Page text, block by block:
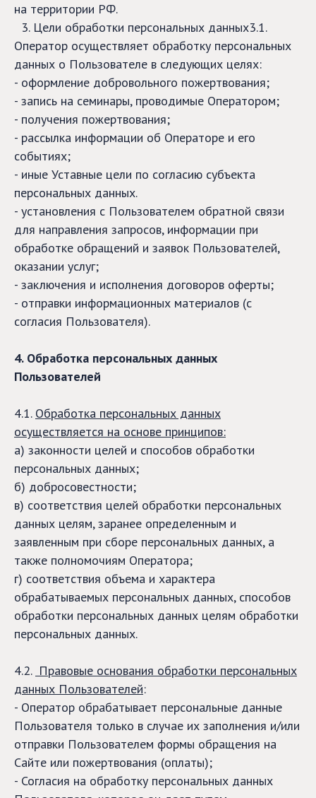
на территории РФ.
3. Цели обработки персональных данных3.1.
Оператор осуществляет обработку персональных
данных о Пользователе в следующих целях:
- оформление добровольного пожертвования;
- запись на семинары, проводимые Оператором;
- получения пожертвования;
- рассылка информации об Операторе и его
событиях;
- иные Уставные цели по согласию субъекта
персональных данных.
- установления с Пользователем обратной связи
для направления запросов, информации при
обработке обращений и заявок Пользователей,
оказании услуг;
- заключения и исполнения договоров оферты;
- отправки информационных материалов (с
согласия Пользователя).
4. Обработка персональных данных
Пользователей
4.1. Обработка персональных данных
осуществляется на основе принципов:
а) законности целей и способов обработки
персональных данных;
б) добросовестности;
в) соответствия целей обработки персональных
данных целям, заранее определенным и
заявленным при сборе персональных данных, а
также полномочиям Оператора;
г) соответствия объема и характера
обрабатываемых персональных данных, способов
обработки персональных данных целям обработки
персональных данных.
4.2. Правовые основания обработки персональных
данных Пользователей:
- Оператор обрабатывает персональные данные
Пользователя только в случае их заполнения и/или
отправки Пользователем формы обращения на
Сайте или пожертвования (оплаты);
- Согласия на обработку персональных данных